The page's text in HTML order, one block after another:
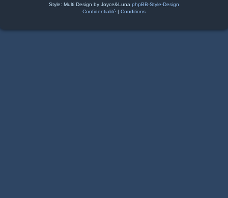
Style: Multi Design by Joyce&Luna phpBB-Style-Design
Confidentialité | Conditions